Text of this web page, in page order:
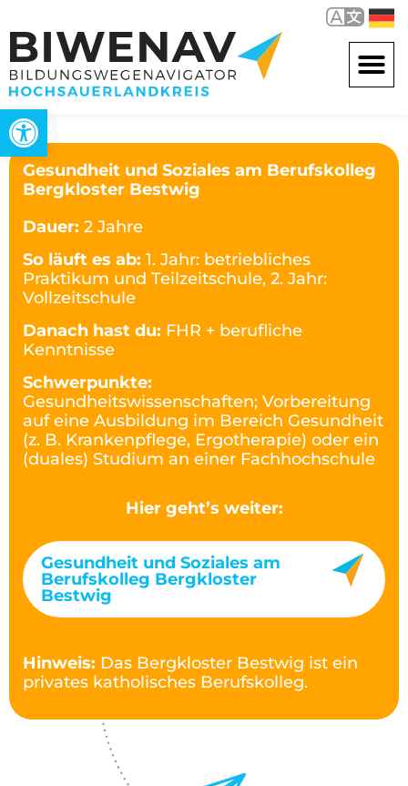
Werkzeugleiste öffnen
Gesundheit und Soziales am Berufskolleg
Bergkloster Bestwig
Dauer: 2 Jahre
So läuft es ab: 1. Jahr: betriebliches
Praktikum und Teilzeitschule, 2. Jahr:
Vollzeitschule
Danach hast du: FHR + berufliche
Kenntnisse
Schwerpunkte:
Gesundheitswissenschaften; Vorbereitung
auf eine Ausbildung im Bereich Gesundheit
(z. B. Krankenpflege, Ergotherapie) oder ein
(duales) Studium an einer Fachhochschule
Hier geht’s weiter:
Gesundheit und Soziales am
Berufskolleg Bergkloster
Bestwig
Hinweis: Das Bergkloster Bestwig ist ein
privates katholisches Berufskolleg.